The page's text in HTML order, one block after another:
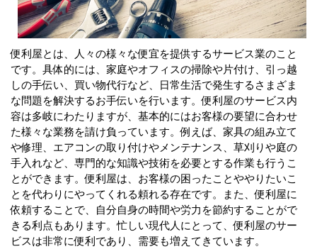
便利屋とは、人々の様々な便宜を提供するサービス業のこと
です。具体的には、家庭やオフィスの掃除や片付け、引っ越
しの手伝い、買い物代行など、日常生活で発生するさまざま
な問題を解決するお手伝いを行います。便利屋のサービス内
容は多岐にわたりますが、基本的にはお客様の要望に合わせ
た様々な業務を請け負っています。例えば、家具の組み立て
や修理、エアコンの取り付けやメンテナンス、草刈りや庭の
手入れなど、専門的な知識や技術を必要とする作業も行うこ
とができます。便利屋は、お客様の困ったことややりたいこ
とを代わりにやってくれる頼れる存在です。また、便利屋に
依頼することで、自分自身の時間や労力を節約することがで
きる利点もあります。忙しい現代人にとって、便利屋のサー
ビスは非常に便利であり、需要も増えてきています。